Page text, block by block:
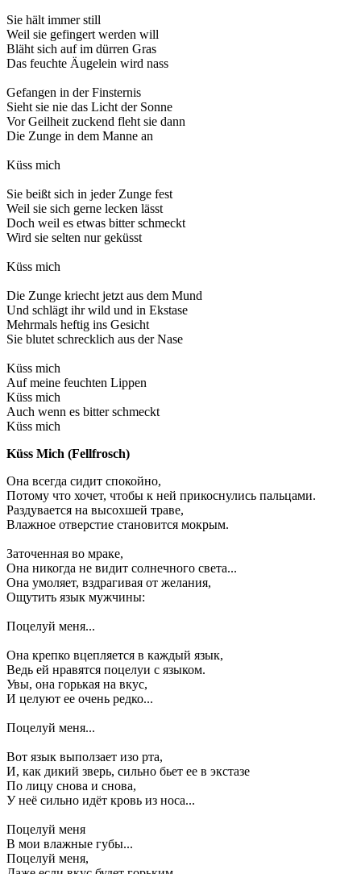
Sie hält immer still
Weil sie gefingert werden will
Bläht sich auf im dürren Gras
Das feuchte Äugelein wird nass
Gefangen in der Finsternis
Sieht sie nie das Licht der Sonne
Vor Geilheit zuckend fleht sie dann
Die Zunge in dem Manne an
Küss mich
Sie beißt sich in jeder Zunge fest
Weil sie sich gerne lecken lässt
Doch weil es etwas bitter schmeckt
Wird sie selten nur geküsst
Küss mich
Die Zunge kriecht jetzt aus dem Mund
Und schlägt ihr wild und in Ekstase
Mehrmals heftig ins Gesicht
Sie blutet schrecklich aus der Nase
Küss mich
Auf meine feuchten Lippen
Küss mich
Auch wenn es bitter schmeckt
Küss mich
Küss Mich (Fellfrosch)
Она всегда сидит спокойно,
Потому что хочет, чтобы к ней прикоснулись пальцами.
Раздувается на высохшей траве,
Влажное отверстие становится мокрым.
Заточенная во мраке,
Она никогда не видит солнечного света...
Она умоляет, вздрагивая от желания,
Ощутить язык мужчины:
Поцелуй меня...
Она крепко вцепляется в каждый язык,
Ведь ей нравятся поцелуи с языком.
Увы, она горькая на вкус,
И целуют ее очень редко...
Поцелуй меня...
Вот язык выползает изо рта,
И, как дикий зверь, сильно бьет ее в экстазе
По лицу снова и снова,
У неё сильно идёт кровь из носа...
Поцелуй меня
В мои влажные губы...
Поцелуй меня,